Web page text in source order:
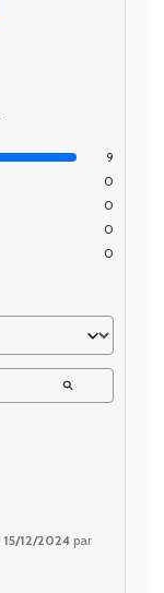
9
0
0
0
0
15/12/2024 par